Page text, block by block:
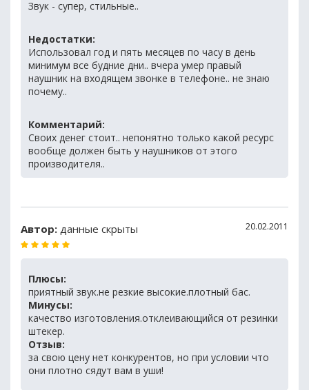
Звук - супер, стильные..
Недостатки:
Использовал год и пять месяцев по часу в день
минимум все будние дни.. вчера умер правый
наушник на входящем звонке в телефоне.. не знаю
почему..
Комментарий:
Своих денег стоит.. непонятно только какой ресурс
вообще должен быть у наушников от этого
производителя..
Автор: данные скрыты 20.02.2011
Плюсы:
приятный звук.не резкие высокие.плотный бас.
Минусы:
качество изготовления.отклеивающийся от резинки
штекер.
Отзыв:
за свою цену нет конкурентов, но при условии что
они плотно сядут вам в уши!